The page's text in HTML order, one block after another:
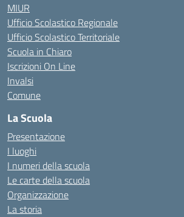
MIUR
Ufficio Scolastico Regionale
Ufficio Scolastico Territoriale
Scuola in Chiaro
Iscrizioni On Line
Invalsi
Comune
La Scuola
Presentazione
I luoghi
I numeri della scuola
Le carte della scuola
Organizzazione
La storia